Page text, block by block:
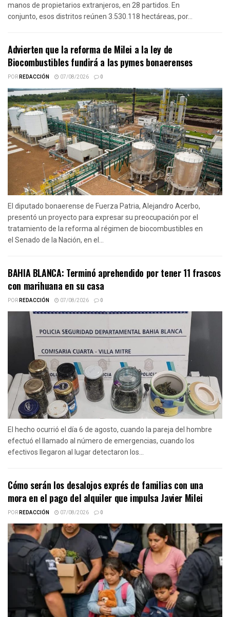
manos de propietarios extranjeros, en 28 partidos. En
conjunto, esos distritos reúnen 3.530.118 hectáreas, por...
Advierten que la reforma de Milei a la ley de
Biocombustibles fundirá a las pymes bonaerenses
PORREDACCIÓN 07/08/2026 0
El diputado bonaerense de Fuerza Patria, Alejandro Acerbo,
presentó un proyecto para expresar su preocupación por el
tratamiento de la reforma al régimen de biocombustibles en
el Senado de la Nación, en el...
BAHIA BLANCA: Terminó aprehendido por tener 11 frascos
con marihuana en su casa
PORREDACCIÓN 07/08/2026 0
El hecho ocurrió el día 6 de agosto, cuando la pareja del hombre
efectuó el llamado al número de emergencias, cuando los
efectivos llegaron al lugar detectaron los...
Cómo serán los desalojos exprés de familias con una
mora en el pago del alquiler que impulsa Javier Milei
PORREDACCIÓN 07/08/2026 0